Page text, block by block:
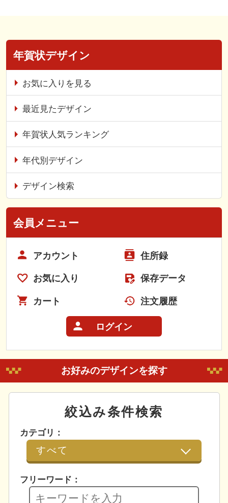
年賀状デザイン
お気に入りを見る
最近見たデザイン
年賀状人気ランキング
年代別デザイン
デザイン検索
会員メニュー
アカウント 住所録
お気に入り 保存データ
カート 注文履歴
ログイン
お好みのデザインを探す
絞込み条件検索
カテゴリ：
フリーワード：